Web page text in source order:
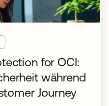
for OCI:
während
Journey